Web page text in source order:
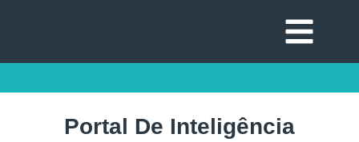
Portal De Inteligência